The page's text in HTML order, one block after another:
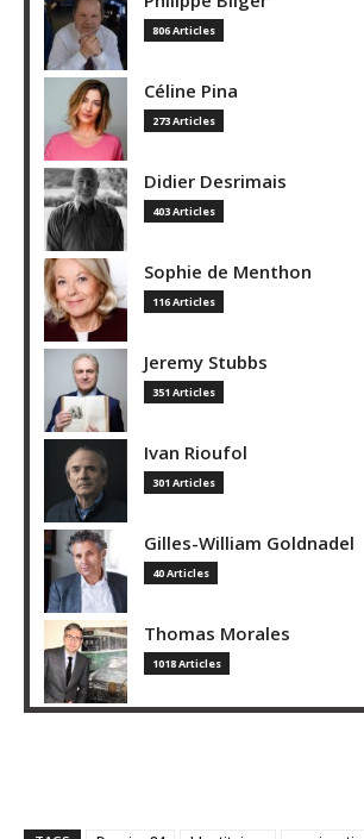
806 Articles
Céline Pina
273 Articles
Didier Desrimais
403 Articles
Sophie de Menthon
116 Articles
Jeremy Stubbs
351 Articles
Ivan Rioufol
301 Articles
Gilles-William Goldnadel
40 Articles
Thomas Morales
1018 Articles